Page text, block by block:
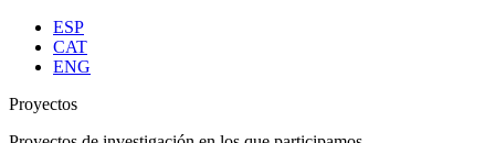
ESP
CAT
ENG
Proyectos